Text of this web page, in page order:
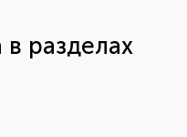
разделах